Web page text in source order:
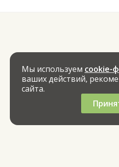
Мы используем cookie-
ваших действий,
сайта.